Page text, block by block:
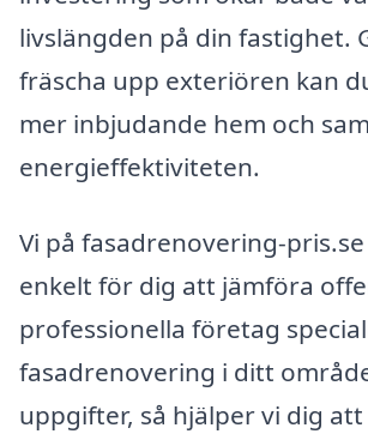
livslängden på din fastighet.
fräscha upp exteriören kan
mer inbjudande hem och
energieffektiviteten.
Vi på fasadrenovering-
enkelt för dig att jämföra
professionella företag
fasadrenovering i ditt
uppgifter, så hjälper vi dig